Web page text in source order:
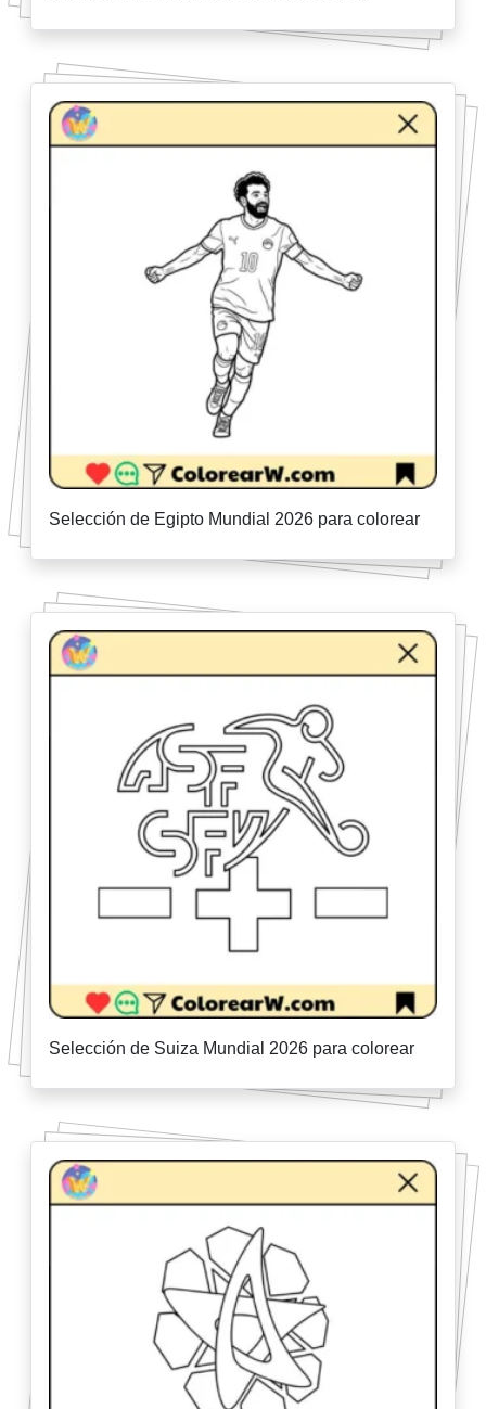
Selección de Egipto Mundial 2026 para colorear
Selección de Suiza Mundial 2026 para colorear